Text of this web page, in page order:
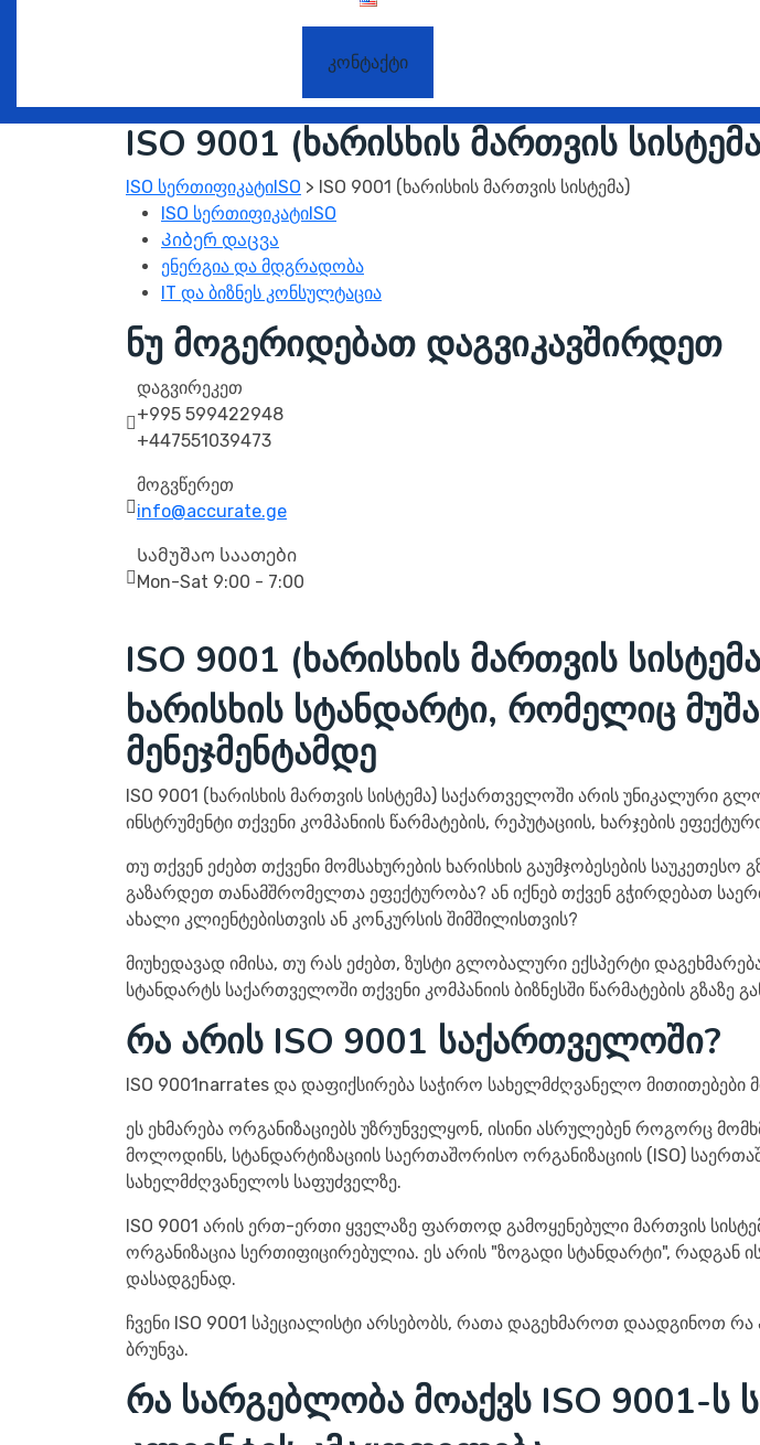
კონტაქტი
ISO 9001 (ხარისხის მართვის
ISO სერთიფიკატიISO > ISO 9001 (ხარისხის მართვის სისტემა)
ISO სერთიფიკატიISO
Კიბერ დაცვა
ენერგია და მდგრადობა
IT და ბიზნეს კონსულტაცია
ნუ მოგერიდებათ დაგვიკავშირდეთ
დაგვირეკეთ
+995 599422948
+447551039473
მოგვწერეთ
info@accurate.ge
Სამუშაო საათები
Mon-Sat 9:00 - 7:00
ISO 9001 (ხარისხის მართვის
ხარისხის სტანდარტი, რომელიც
მენეჯმენტამდე
ISO 9001 (ხარისხის მართვის სისტემა) საქართველოში არის უნიკალური
ინსტრუმენტი თქვენი კომპანიის წარმატების, რეპუტაციის, ხარჯების
თუ თქვენ ეძებთ თქვენი მომსახურების ხარისხის გაუმჯობესების
გაზარდეთ თანამშრომელთა ეფექტურობა? ან იქნებ თქვენ გჭირდებათ
ახალი კლიენტებისთვის ან კონკურსის შიმშილისთვის?
მიუხედავად იმისა, თუ რას ეძებთ, ზუსტი გლობალური ექსპერტი
სტანდარტს საქართველოში თქვენი კომპანიის ბიზნესში წარმატების გზაზე
რა არის ISO 9001 საქართველოში?
ISO 9001narrates და დაფიქსირება საჭირო სახელმძღვანელო მითითებები
ეს ეხმარება ორგანიზაციებს უზრუნველყონ, ისინი ასრულებენ როგორც
მოლოდინს, სტანდარტიზაციის საერთაშორისო ორგანიზაციის (ISO)
სახელმძღვანელოს საფუძველზე.
ISO 9001 არის ერთ-ერთი ყველაზე ფართოდ გამოყენებული მართვის
ორგანიზაცია სერთიფიცირებულია. ეს არის "ზოგადი სტანდარტი", რადგან
დასადგენად.
ჩვენი ISO 9001 სპეციალისტი არსებობს, რათა დაგეხმაროთ დაადგინოთ რა
ბრუნვა.
რა სარგებლობა მოაქვს ISO 9001-ს